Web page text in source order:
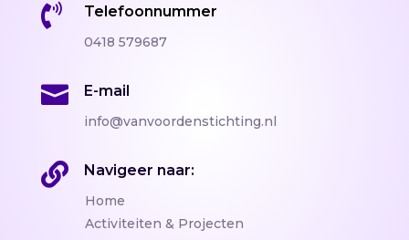
 Telefoonnummer
0418 579687
 E-mail
info@vanvoordenstichting.nl
 Navigeer naar:
Home
Activiteiten & Projecten